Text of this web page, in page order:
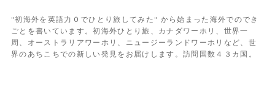
"初海外を英語力０でひとり旅してみた" から始まった海外でのでき
ごとを書いています。初海外ひとり旅、カナダワーホリ、世界一
周、オーストラリアワーホリ、ニュージーランドワーホリなど、世
界のあちこちでの新しい発見をお届けします。訪問国数４３カ国。